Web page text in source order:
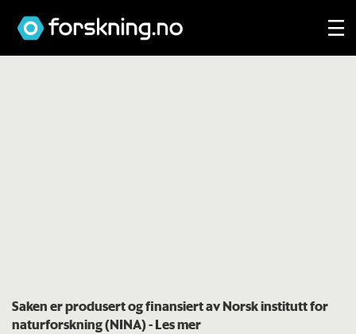
Saken er produsert og finansiert av Norsk institutt for
naturforskning (NINA)- Les mer